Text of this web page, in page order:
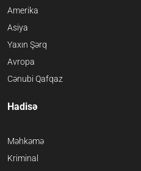
Amerika
Asiya
Yaxın Şərq
Avropa
Cənubi Qafqaz
Hadisə
Məhkəmə
Kriminal